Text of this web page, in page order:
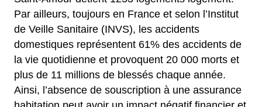
Par ailleurs, toujours en France et selon l’Institut
de Veille Sanitaire (INVS), les accidents
domestiques représentent 61% des accidents de
la vie quotidienne et provoquent 20 000 morts et
plus de 11 millions de blessés chaque année.
Ainsi, l’absence de souscription à une assurance